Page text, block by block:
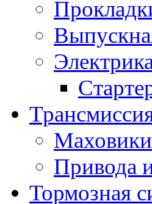
Тормозная